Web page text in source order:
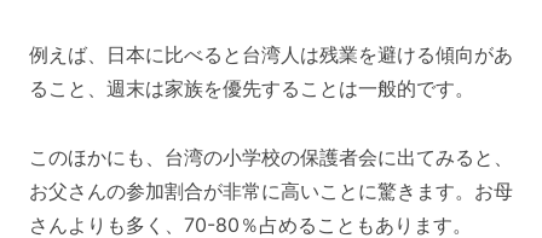
例えば、日本に比べると台湾人は残業を避ける傾向があ
ること、週末は家族を優先することは一般的です。
このほかにも、台湾の小学校の保護者会に出てみると、
お父さんの参加割合が非常に高いことに驚きます。お母
さんよりも多く、70-80％占めることもあります。